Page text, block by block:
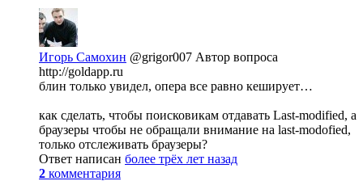
Игорь Самохин @grigor007 Автор вопроса
http://goldapp.ru
блин только увидел, опера все равно кеширует…
как сделать, чтобы поисковикам отдавать Last-modified, а
браузеры чтобы не обращали внимание на last-modofied,
только отслеживать браузеры?
Ответ написан более трёх лет назад
2 комментария